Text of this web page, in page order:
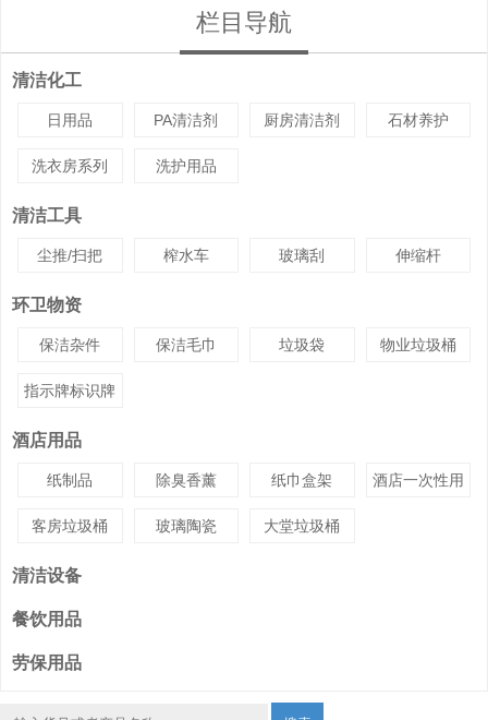
栏目导航
清洁化工
日用品 PA清洁剂 厨房清洁剂 石材养护
洗衣房系列 洗护用品
清洁工具
尘推/扫把 榨水车 玻璃刮 伸缩杆
环卫物资
保洁杂件 保洁毛巾 垃圾袋 物业垃圾桶
指示牌标识牌
酒店用品
纸制品 除臭香薰 纸巾盒架
酒店一次性用
客房垃圾桶 玻璃陶瓷 大堂垃圾桶
清洁设备
餐饮用品
劳保用品